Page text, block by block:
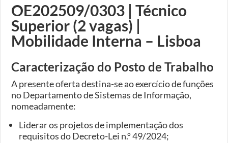
OE202509/0303 | Técnico
Superior (2 vagas) |
Mobilidade Interna – Lisboa
Caracterização do Posto de Trabalho
A presente oferta destina-se ao exercício de funções
no Departamento de Sistemas de Informação,
nomeadamente:
Liderar os projetos de implementação dos
requisitos do Decreto-Lei n.º 49/2024;